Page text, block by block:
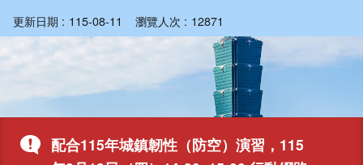
配合115年城鎮韌性（防空）演習，115
更新日期
115-08-11 瀏覽人次 12871